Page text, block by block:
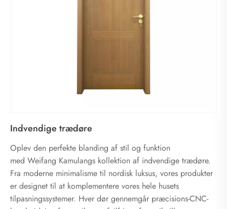
Indvendige trædøre
Oplev den perfekte blanding af stil og funktion
med Weifang Kamulangs kollektion af indvendige trædøre.
Fra moderne minimalisme til nordisk luksus, vores produkter
er designet til at komplementere vores hele husets
tilpasningssystemer. Hver dør gennemgår præcisions-CNC-